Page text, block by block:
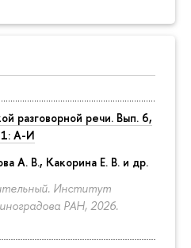
разговорной речи. Вып. 6,
1: А-И
А. В., Какорина Е. В. и др.
Институт
РАН, 2026.